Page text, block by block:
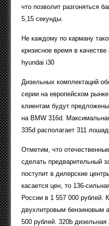
что позволит разгоняться
5,15 секунды.
Не каждому по карману
кризисное время в
hyundai i30
Дизельных комплектаций
серии на европейском
клиентам будут
на BMW 316d.
335d располагает 311
Отметим, что
сделать предварительный
поступит в дилерские
касается цен, то 136-
России в 1 557 000 рублей.
двухлитровым бензиновым
500 рублей. 320b